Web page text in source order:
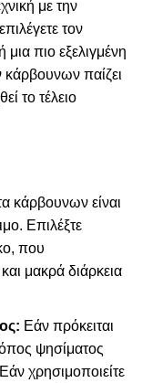
με την
τον
πιο εξελιγμένη
παίζει
το τέλειο
κάρβουνων είναι
Επιλέξτε
που
μακρά διάρκεια
Εάν πρόκειται
ψησίματος
χρησιμοποιείτε